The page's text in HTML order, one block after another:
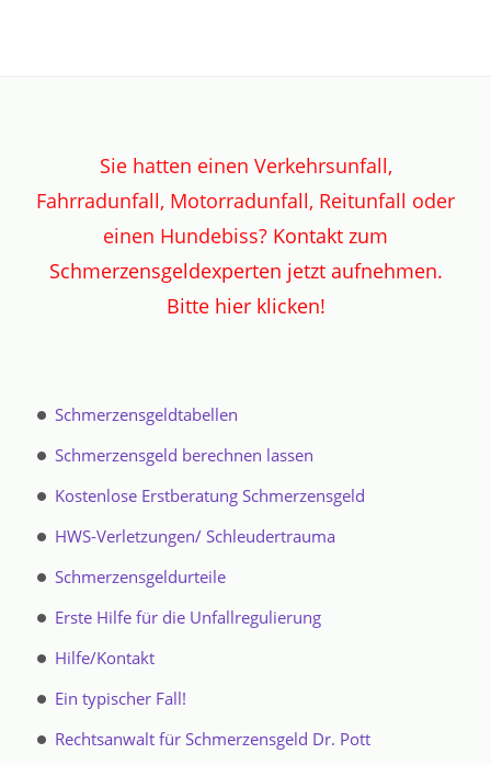
Bitte hier klicken!
zustehen und wie Sie diese effektiv geltend
machen können?Kontakt zum
Schmerzensgeldexperten jetzt aufnehmen.
Die Versicherung des Unfallverursachers zahlt
nicht und bombardiert Sie mit immer neuen
Schmerzensgeldexperten jetzt aufnehmen.
Bitte hier klicken!
Schmerzensgeldtabellen
Schmerzensgeld berechnen lassen
Kostenlose Erstberatung Schmerzensgeld
HWS-Verletzungen/ Schleudertrauma
Schmerzensgeldurteile
Erste Hilfe für die Unfallregulierung
Hilfe/Kontakt
Ein typischer Fall!
Rechtsanwalt für Schmerzensgeld Dr. Pott